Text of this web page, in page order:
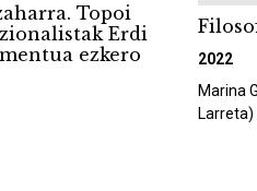
Topoi
Erdi
ezkero
2022
Marina
Larreta)